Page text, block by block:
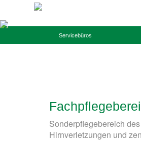
Servicebüros
Sonderpflegebereich
Hirnverletzungen und